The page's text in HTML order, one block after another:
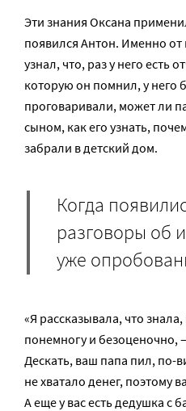
Эти знания Оксана
появился Антон. Именно
узнал, что, раз у него есть
которую он помнил, у него
проговаривали, может ли
сыном, как его узнать,
забрали в детский дом.
Когда
разговоры об
уже
«Я рассказывала, что
понемногу и безоценочно,
Дескать, ваш папа пил, по-
не хватало денег, поэтому
А еще у вас есть дедушка с